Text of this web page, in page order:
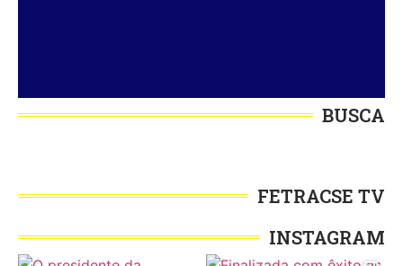
BUSCA
FETRACSE TV
INSTAGRAM